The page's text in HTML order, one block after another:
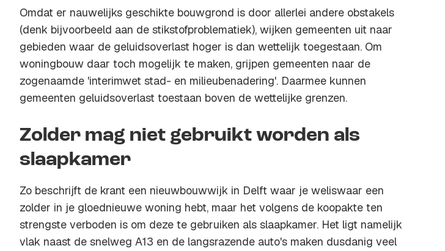
Omdat er nauwelijks geschikte bouwgrond is door allerlei andere obstakels
(denk bijvoorbeeld aan de stikstofproblematiek), wijken gemeenten uit naar
gebieden waar de geluidsoverlast hoger is dan wettelijk toegestaan. Om
woningbouw daar toch mogelijk te maken, grijpen gemeenten naar de
zogenaamde 'interimwet stad- en milieubenadering'. Daarmee kunnen
gemeenten geluidsoverlast toestaan boven de wettelijke grenzen.
Zolder mag niet gebruikt worden als
slaapkamer
Zo beschrijft de krant een nieuwbouwwijk in Delft waar je weliswaar een
zolder in je gloednieuwe woning hebt, maar het volgens de koopakte ten
strengste verboden is om deze te gebruiken als slaapkamer. Het ligt namelijk
vlak naast de snelweg A13 en de langsrazende auto's maken dusdanig veel